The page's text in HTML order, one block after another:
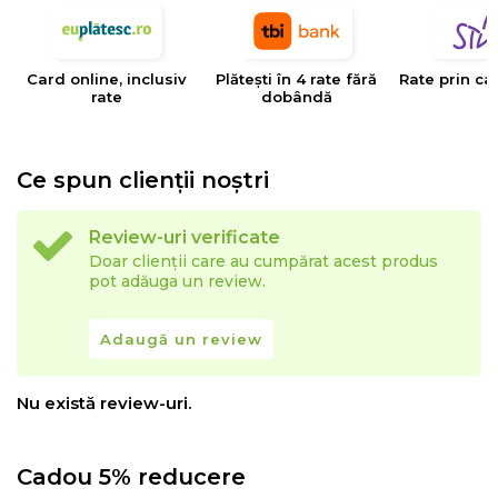
tesaturilor decorative, tapiteriilor si huselor pentru
mobilier. Creativitatea, designul, inovatia si calitatea
sunt valorile care determina stilul si traiectoria Eysa inca
Card online, inclusiv
rate
Plătești în 4 rate fără
dobândă
Rate prin
Ce spun clienții noștri
Review-uri verificate
Doar clienții care au cumpărat acest produs
pot adăuga un review.
Adaugă un review
Nu există review-uri.
Cadou 5% reducere